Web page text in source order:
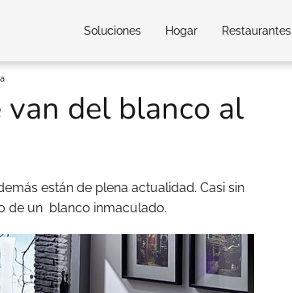
Soluciones Hogar Restaurantes
van del blanco al
están de plena actualidad. Casi sin
de un blanco inmaculado.